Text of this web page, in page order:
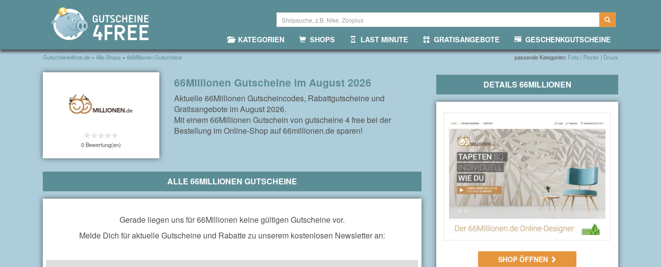
KATEGORIEN SHOPS LAST MINUTE GRATISANGEBOTE GESCHENKGUTSCHEINE
Gutscheine4free.de » Alle Shops » 66Millionen Gutscheine passende Kategorien: Foto | Poster | Druck
0 Bewertung(en)
66Millionen Gutscheine im August 2026
Aktuelle 66Millionen Gutscheincodes, Rabattgutscheine und
Gratisangebote im August 2026.
Mit einem 66Millionen Gutschein von gutscheine 4 free bei der
Bestellung im Online-Shop auf 66millionen.de sparen!
ALLE 66MILLIONEN GUTSCHEINE
Gerade liegen uns für 66Millionen keine gültigen Gutscheine vor.
Melde Dich für aktuelle Gutscheine und Rabatte zu unserem kostenlosen Newsletter an:
DETAILS 66MILLIONEN
SHOP ÖFFNEN